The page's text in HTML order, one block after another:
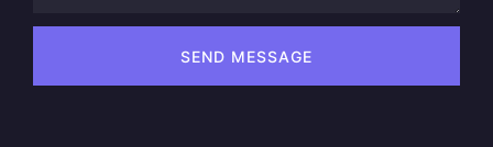
SEND MESSAGE